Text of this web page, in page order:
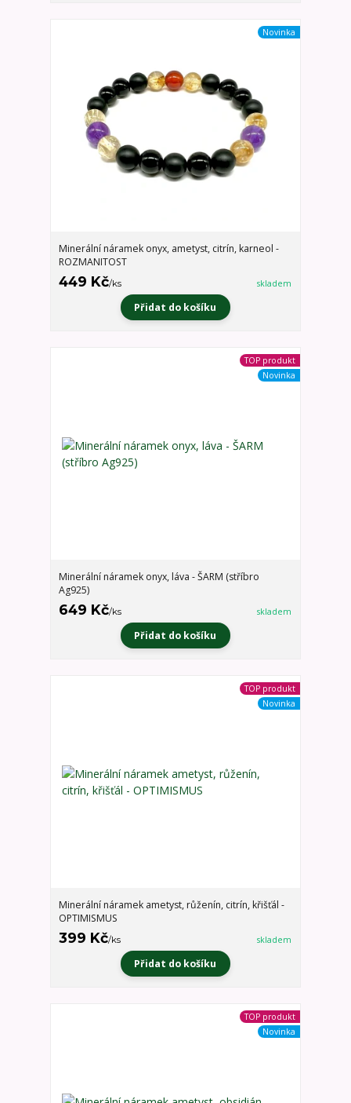
Novinka
Minerální náramek onyx, ametyst, citrín, karneol -
ROZMANITOST
449 Kč/ks skladem
Přidat do košíku
TOP produkt
Novinka
Minerální náramek onyx, láva - ŠARM (stříbro
Ag925)
649 Kč/ks skladem
Přidat do košíku
TOP produkt
Novinka
Minerální náramek ametyst, růženín, citrín, křišťál -
OPTIMISMUS
399 Kč/ks skladem
Přidat do košíku
TOP produkt
Novinka